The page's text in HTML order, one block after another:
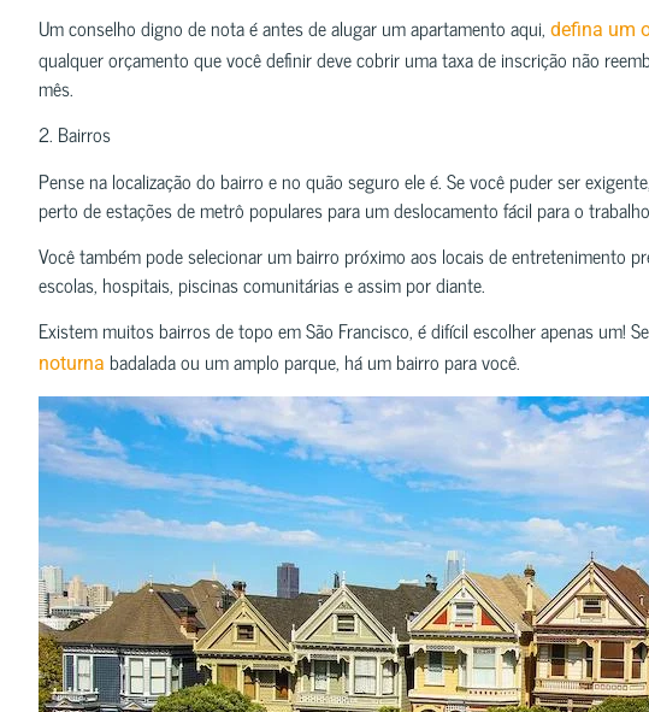
Um conselho digno de nota é antes de alugar um apartamento aqui, defina um
qualquer orçamento que você definir deve cobrir uma taxa de inscrição não
mês.
2. Bairros
Pense na localização do bairro e no quão seguro ele é. Se você puder ser
perto de estações de metrô populares para um deslocamento fácil para o
Você também pode selecionar um bairro próximo aos locais de entretenimento
escolas, hospitais, piscinas comunitárias e assim por diante.
Existem muitos bairros de topo em São Francisco, é difícil escolher apenas um!
noturna badalada ou um amplo parque, há um bairro para você.